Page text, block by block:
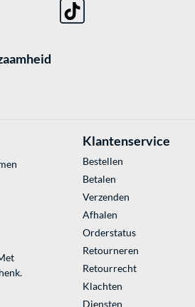
Klantenservice
Bestellen
Betalen
Verzenden
Afhalen
Orderstatus
Retourneren
Retourrecht
Klachten
Diensten